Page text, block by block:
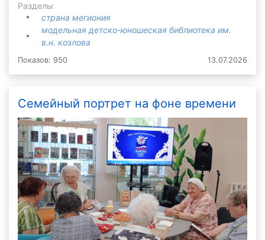
Разделы
страна мегиония
модельная детско-юношеская библиотека им.
в.н. козлова
Показов: 950 13.07.2026
Семейный портрет на фоне времени